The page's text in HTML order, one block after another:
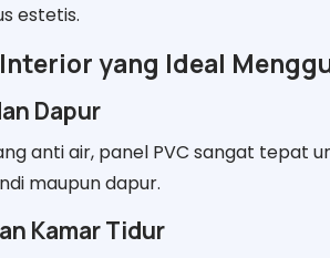
estetis.
yang Ideal
Dapur
anti air, panel PVC sangat tepat
maupun dapur.
Kamar Tidur